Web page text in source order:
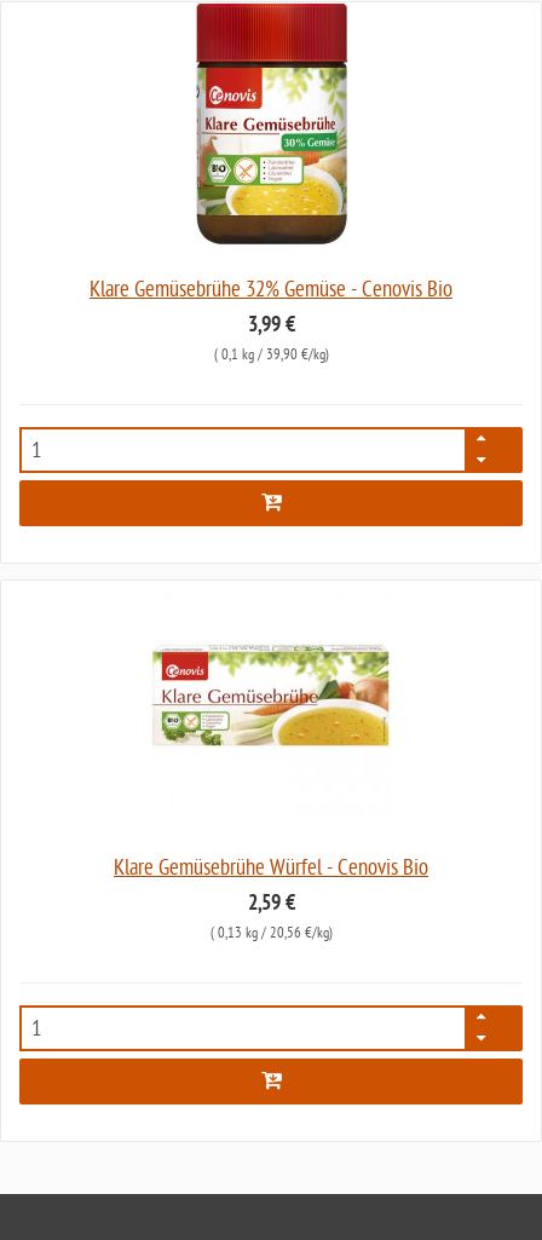
Klare Gemüsebrühe 32% Gemüse - Cenovis Bio
3,99 €
( 0,1 kg/ 39,90 €/kg)
2797
Klare Gemüsebrühe Würfel - Cenovis Bio
2,59 €
( 0,13 kg/ 20,56 €/kg)
5649